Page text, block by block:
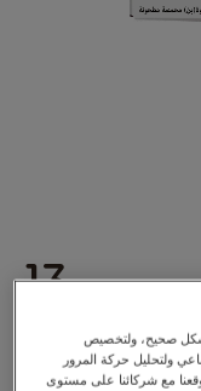
13
بشكل صحيح، ولتخصيص
ولتحليل حركة المرور
مع شركائنا على مستوى